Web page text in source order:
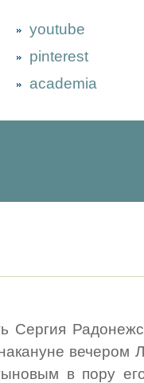
youtube
pinterest
academia
Сергия
вечером
в пору